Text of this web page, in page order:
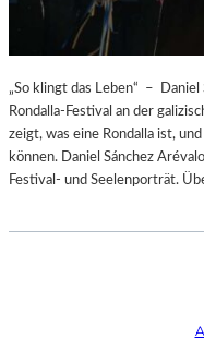
„So klingt das Leben“ – Daniel
Rondalla-Festival an der
zeigt, was eine Rondalla ist,
können. Daniel Sánchez
Festival- und Seelenporträt.